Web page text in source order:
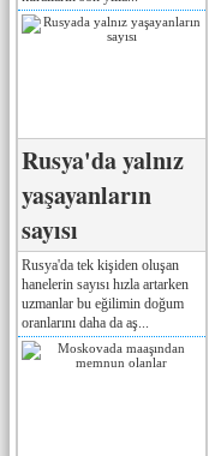
Rusya'da yalnız
yaşayanların
sayısı
Rusya'da tek kişiden oluşan
hanelerin sayısı hızla artarken
uzmanlar bu eğilimin doğum
oranlarını daha da aş...